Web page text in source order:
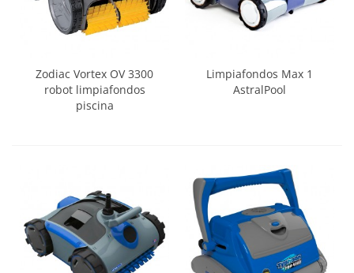
Zodiac Vortex OV 3300
robot limpiafondos
piscina
Limpiafondos Max 1
AstralPool